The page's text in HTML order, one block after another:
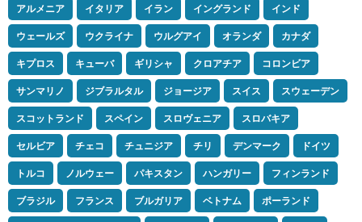
アルメニア
イタリア イラン イングランド
インド
ウェールズ
ウクライナ ウルグアイ オランダ
カナダ
キプロス
キューバ ギリシャ クロアチア
コロンビア
サンマリノ
ジブラルタル ジョージア スイス
スウェーデン
スコットランド
スペイン スロヴェニア
スロバキア
セルビア
チェコ チュニジア チリ デンマーク
ドイツ
トルコ
ノルウェー パキスタン ハンガリー
フィンランド
ブラジル
フランス ブルガリア ベトナム
ポーランド